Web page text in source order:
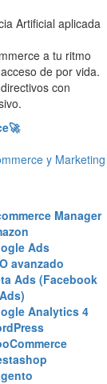
Artificial aplicada
a tu ritmo
de por vida.
con
y Marketing
Manager
Ads
avanzado
Ads (Facebook
Analytics 4